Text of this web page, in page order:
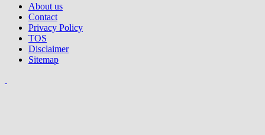
About us
Contact
Privacy Policy
TOS
Disclaimer
Sitemap